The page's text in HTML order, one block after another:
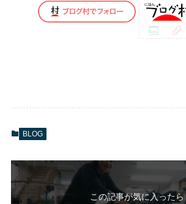
BLOG
この記事が気に入ったら